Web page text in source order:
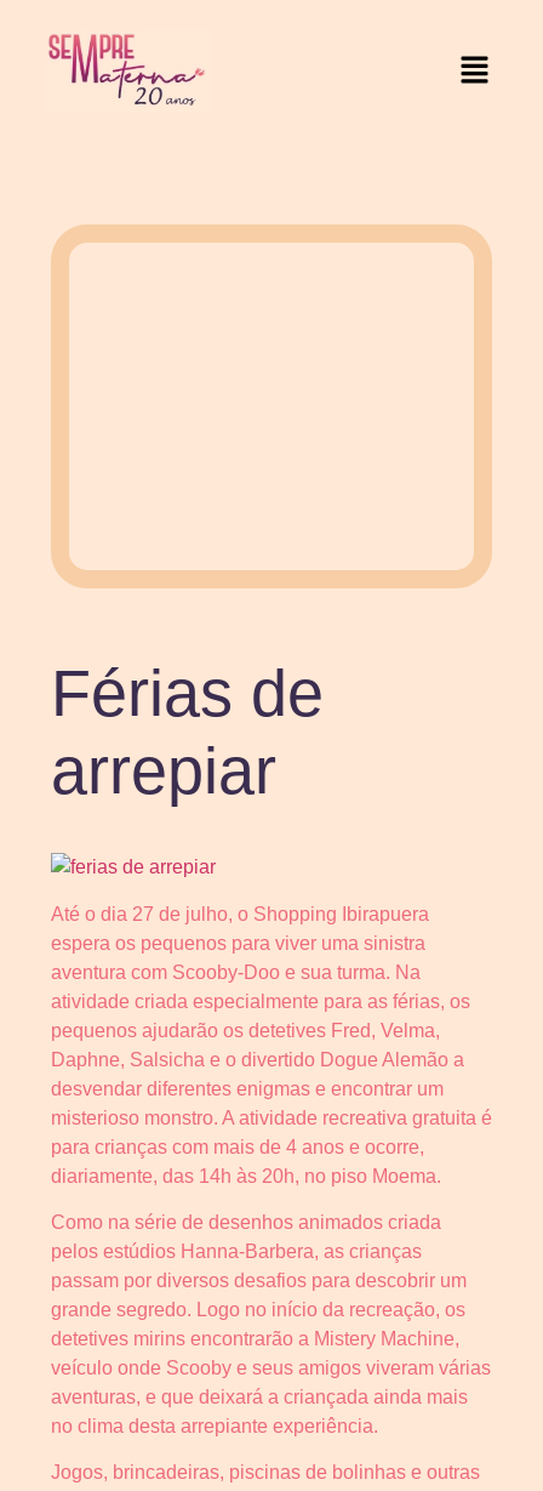
Férias de
arrepiar
Até o dia 27 de julho, o Shopping Ibirapuera
espera os pequenos para viver uma sinistra
aventura com Scooby-Doo e sua turma. Na
atividade criada especialmente para as férias, os
pequenos ajudarão os detetives Fred, Velma,
Daphne, Salsicha e o divertido Dogue Alemão a
desvendar diferentes enigmas e encontrar um
misterioso monstro. A atividade recreativa gratuita é
para crianças com mais de 4 anos e ocorre,
diariamente, das 14h às 20h, no piso Moema.
Como na série de desenhos animados criada
pelos estúdios Hanna-Barbera, as crianças
passam por diversos desafios para descobrir um
grande segredo. Logo no início da recreação, os
detetives mirins encontrarão a Mistery Machine,
veículo onde Scooby e seus amigos viveram várias
aventuras, e que deixará a criançada ainda mais
no clima desta arrepiante experiência.
Jogos, brincadeiras, piscinas de bolinhas e outras